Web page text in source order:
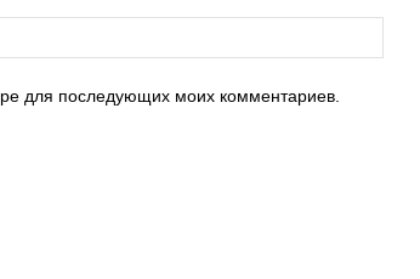
для последующих моих комментариев.